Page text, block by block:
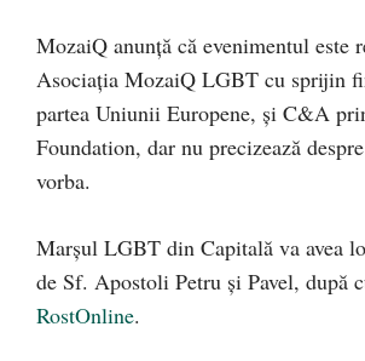
MozaiQ anunță că evenimentul este
Asociația MozaiQ LGBT cu sprijin
partea Uniunii Europene, și C&A
Foundation, dar nu precizează
vorba.
Marșul LGBT din Capitală va avea
de Sf. Apostoli Petru și Pavel, după
RostOnline.